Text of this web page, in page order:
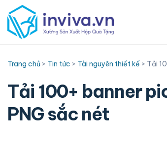
to
content
Trang chủ > Tin tức > Tài nguyên thiết kế > Tải
Tải 100+ banner
PNG sắc nét